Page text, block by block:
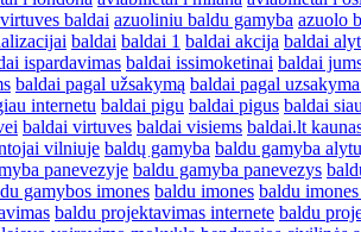
baldai azuoliniu baldu gamyba azuolo
baldai baldai 1 baldai akcija baldai
ispardavimas baldai issimoketinai baldai
baldai pagal užsakymą baldai pagal
internetu baldai pigu baldai pigus baldai
baldai virtuves baldai visiems baldai.lt
vilniuje baldų gamyba baldu gamyba
panevezyje baldu gamyba panevezys
gamybos imones baldu imones baldu
baldu projektavimas internete baldu